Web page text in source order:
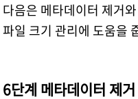
다음은 메타데이터 제거
파일 크기 관리에 도움을
6단계 메타데이터 제